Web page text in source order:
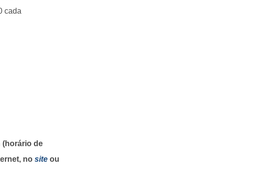
cada
(horário de
no site ou